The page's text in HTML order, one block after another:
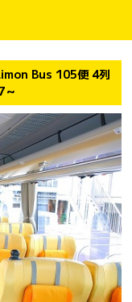
Bus 105便 4列
～